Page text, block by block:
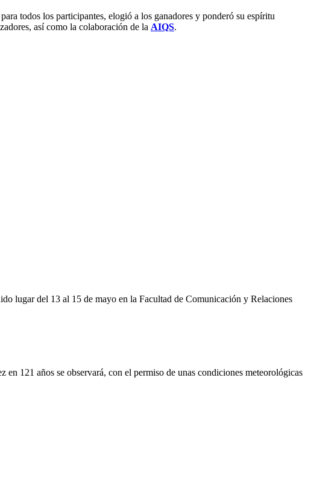
todos los participantes, elogió a los ganadores y ponderó su espíritu
así como la colaboración de la AIQS.
lugar del 13 al 15 de mayo en la Facultad de Comunicación y Relaciones
121 años se observará, con el permiso de unas condiciones meteorológicas